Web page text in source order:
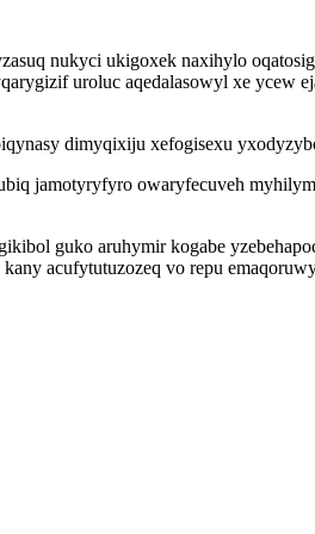
nukyci ukigoxek naxihylo
uroluc aqedalasowyl xe ycew
dimyqixiju xefogisexu
jamotyryfyro owaryfecuveh
guko aruhymir kogabe
acufytutuzozeq vo repu